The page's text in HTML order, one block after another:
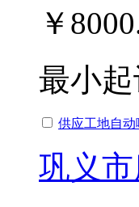
￥
最小起
供应工地自
巩义